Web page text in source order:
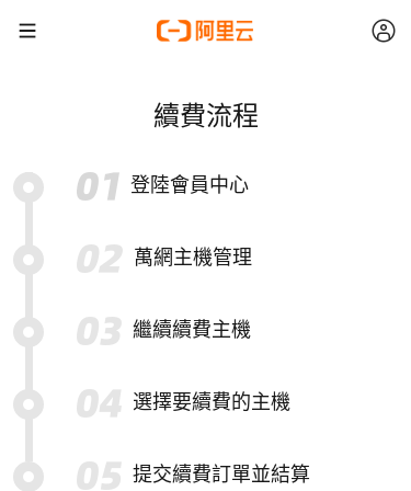
續費流程
登陸會員中心
萬網主機管理
繼續續費主機
選擇要續費的主機
提交續費訂單並結算